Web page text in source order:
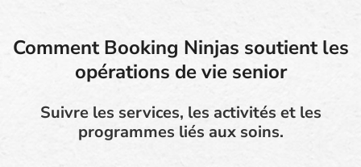
Comment Booking Ninjas soutient les
opérations de vie senior
Suivre les services, les activités et les
programmes liés aux soins.